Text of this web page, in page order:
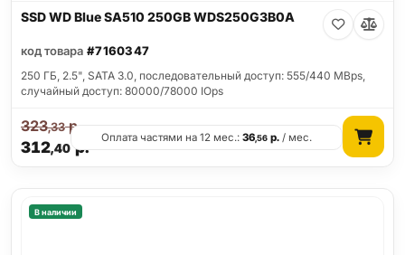
SSD WD Blue SA510 250GB WDS250G3B0A
код товара #7160347
250 ГБ, 2.5", SATA 3.0, последовательный доступ: 555/440 MBps,
случайный доступ: 80000/78000 IOps
312,40р.
323,33р.
Оплата частями на 12 мес.:36,56 р. / мес.
В наличии